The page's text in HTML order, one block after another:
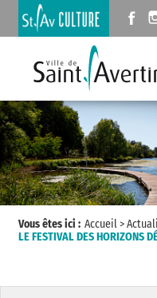
Vous êtes ici : Accueil>
LE FESTIVAL DES HORIZONS